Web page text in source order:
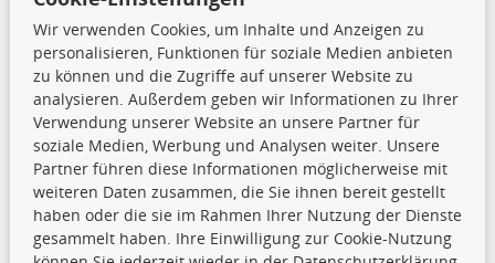
TecDoc Inside
Die hier angezeigten Daten,
insbesondere die gesamte Datenbank,
dürfen nicht kopiert werden. Es ist zu
unterlassen, die Daten oder die gesamte Datenbank ohne
vorherige Zustimmung TecDocs zu vervielfältigen, zu
verbreiten und/oder diese Handlungen durch Dritte ausführen
zu lassen. Ein Zuwiderhandeln stellt eine
Urheberrechtsverletzung dar und wird verfolgt.
Wir verwenden Cookies, um Inhalte und Anzeigen zu
personalisieren, Funktionen für soziale Medien anbieten
zu können und die Zugriffe auf unserer Website zu
analysieren. Außerdem geben wir Informationen zu Ihrer
Verwendung unserer Website an unsere Partner für
soziale Medien, Werbung und Analysen weiter. Unsere
Partner führen diese Informationen möglicherweise mit
weiteren Daten zusammen, die Sie ihnen bereit gestellt
haben oder die sie im Rahmen Ihrer Nutzung der Dienste
gesammelt haben. Ihre Einwilligung zur Cookie-Nutzung